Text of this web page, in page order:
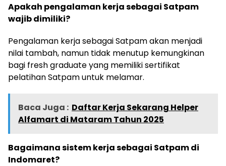
Apakah pengalaman kerja sebagai Satpam
wajib dimiliki?
Pengalaman kerja sebagai Satpam akan menjadi
nilai tambah, namun tidak menutup kemungkinan
bagi fresh graduate yang memiliki sertifikat
pelatihan Satpam untuk melamar.
Baca Juga : Daftar Kerja Sekarang Helper
Alfamart di Mataram Tahun 2025
Bagaimana sistem kerja sebagai Satpam di
Indomaret?